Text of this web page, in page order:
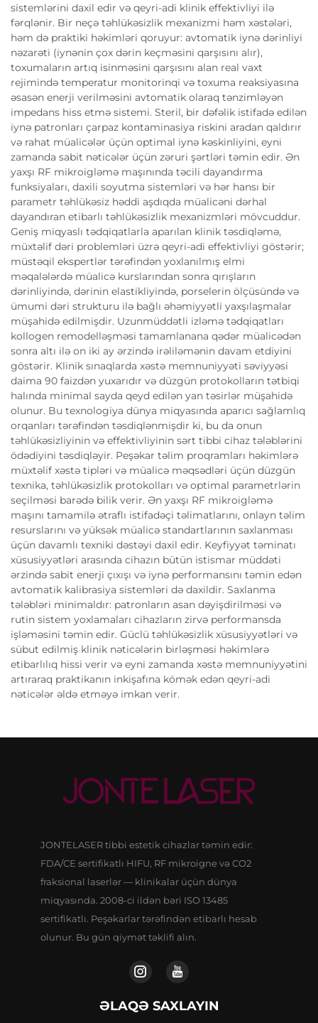
sistemlərini daxil edir və qeyri-adi klinik effektivliyi ilə
fərqlənir. Bir neçə təhlükəsizlik mexanizmi həm xəstələri,
həm də praktiki həkimləri qoruyur: avtomatik iynə dərinliyi
nəzarəti (iynənin çox dərin keçməsini qarşısını alır),
toxumaların artıq isinməsini qarşısını alan real vaxt
rejimində temperatur monitorinqi və toxuma reaksiyasına
əsasən enerji verilməsini avtomatik olaraq tənzimləyən
impedans hiss etmə sistemi. Steril, bir dəfəlik istifadə edilən
iynə patronları çarpaz kontaminasiya riskini aradan qaldırır
və rahat müalicələr üçün optimal iynə kəskinliyini, eyni
zamanda sabit nəticələr üçün zəruri şərtləri təmin edir. Ən
yaxşı RF mikroigləmə maşınında təcili dayandırma
funksiyaları, daxili soyutma sistemləri və hər hansı bir
parametr təhlükəsiz həddi aşdıqda müalicəni dərhal
dayandıran etibarlı təhlükəsizlik mexanizmləri mövcuddur.
Geniş miqyaslı tədqiqatlarla aparılan klinik təsdiqləmə,
müxtəlif dəri problemləri üzrə qeyri-adi effektivliyi göstərir;
müstəqil ekspertlər tərəfindən yoxlanılmış elmi
məqalələrdə müalicə kurslarından sonra qırışların
dərinliyində, dərinin elastikliyində, porselerin ölçüsündə və
ümumi dəri strukturu ilə bağlı əhəmiyyətli yaxşılaşmalar
müşahidə edilmişdir. Uzunmüddətli izləmə tədqiqatları
kollogen remodelləşməsi tamamlanana qədər müalicədən
sonra altı ilə on iki ay ərzində irəliləmənin davam etdiyini
göstərir. Klinik sınaqlarda xəstə memnuniyyəti səviyyəsi
daima 90 faizdən yuxarıdır və düzgün protokolların tətbiqi
halında minimal sayda qeyd edilən yan təsirlər müşahidə
olunur. Bu texnologiya dünya miqyasında aparıcı sağlamlıq
orqanları tərəfindən təsdiqlənmişdir ki, bu da onun
təhlükəsizliyinin və effektivliyinin sərt tibbi cihaz tələblərini
ödədiyini təsdiqləyir. Peşəkar təlim proqramları həkimlərə
müxtəlif xəstə tipləri və müalicə məqsədləri üçün düzgün
texnika, təhlükəsizlik protokolları və optimal parametrlərin
seçilməsi barədə bilik verir. Ən yaxşı RF mikroigləmə
maşını tamamilə ətraflı istifadəçi təlimatlarını, onlayn təlim
resurslarını və yüksək müalicə standartlarının saxlanması
üçün davamlı texniki dəstəyi daxil edir. Keyfiyyət təminatı
xüsusiyyətləri arasında cihazın bütün istismar müddəti
ərzində sabit enerji çıxışı və iynə performansını təmin edən
avtomatik kalibrasiya sistemləri də daxildir. Saxlanma
tələbləri minimaldır: patronların asan dəyişdirilməsi və
rutin sistem yoxlamaları cihazların zirvə performansda
işləməsini təmin edir. Güclü təhlükəsizlik xüsusiyyətləri və
sübut edilmiş klinik nəticələrin birləşməsi həkimlərə
etibarlılıq hissi verir və eyni zamanda xəstə memnuniyyətini
artıraraq praktikanın inkişafına kömək edən qeyri-adi
nəticələr əldə etməyə imkan verir.
JONTELASER tibbi estetik cihazlar təmin edir:
FDA/CE sertifikatlı HIFU, RF mikroigne və CO2
fraksional laserlər — klinikalar üçün dünya
miqyasında. 2008-ci ildən bəri ISO 13485
sertifikatlı. Peşəkarlar tərəfindən etibarlı hesab
olunur. Bu gün qiymət təklifi alın.
ƏLAQƏ SAXLAYIN